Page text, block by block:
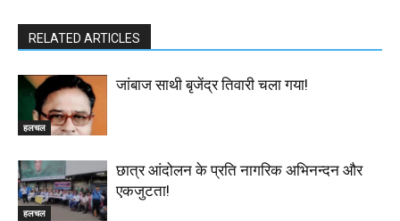
RELATED ARTICLES
हलचल
जांबाज साथी बृजेंद्र तिवारी चला गया!
हलचल
छात्र आंदोलन के प्रति नागरिक अभिनन्दन और
एकजुटता!